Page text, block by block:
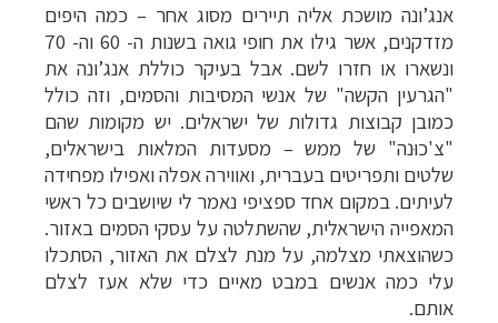
אנג’ונה מושכת אליה תיירים מסוג אחר – כמה היפים
מזדקנים, אשר גילו את חופי גואה בשנות ה- 60 וה- 70
ונשארו או חזרו לשם. אבל בעיקר כוללת אנג’ונה את
"הגרעין הקשה" של אנשי המסיבות והסמים, וזה כולל
כמובן קבוצות גדולות של ישראלים. יש מקומות שהם
"צ'כוּנה" של ממש – מסעדות המלאות בישראלים,
שלטים ותפריטים בעברית, ואווירה אפלה ואפילו מפחידה
לעיתים. במקום אחד ספציפי נאמר לי שיושבים כל ראשי
המאפייה הישראלית, שהשתלטה על עסקי הסמים באזור.
כשהוצאתי מצלמה, על מנת לצלם את האזור, הסתכלו
עלי כמה אנשים במבט מאיים כדי שלא אעז לצלם
אותם.